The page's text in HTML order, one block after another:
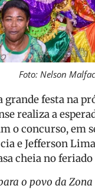
Foto: Nelson
grande festa na
realiza a
o concurso, em
e Jefferson
cheia no
o povo da